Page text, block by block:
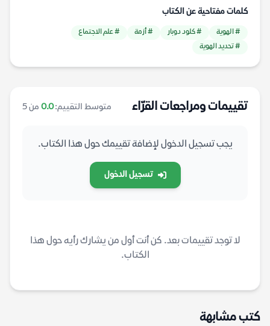
كلمات مفتاحية عن الكتاب
# الهوية # كلود دوبار # أزمة
# علم الاجتماع
# تحديد الهوية
تقييمات ومراجعات القرّاء متوسط التقييم:0.0 من 5
يجب تسجيل الدخول لإضافة تقييمك حول هذا الكتاب.
تسجيل الدخول
لا توجد تقييمات بعد. كن أنت أول من يشارك رأيه حول هذا
الكتاب.
كتب مشابهة